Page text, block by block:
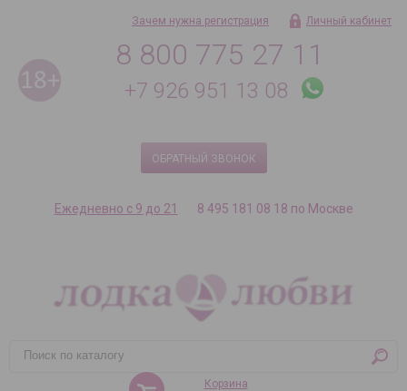
8 800 775 27 11
+7 926 951 13 08
ОБРАТНЫЙ ЗВОНОК
Зачем нужна регистрация Личный кабинет
Ежедневно с 9 до 21 8 495 181 08 18 по Москве
Корзина